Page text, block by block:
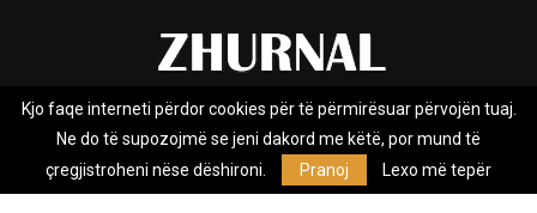
Rreth nesh Impresumi Marketing
Kontakt
Privacy Policy
Zhurnal.mk është Agjenci e Lajmeve e pavarur, e themeluar në vitin
Kjo faqe interneti përdor cookies për të përmirësuar përvojën tuaj.
Ne do të supozojmë se jeni dakord me këtë, por mund të
çregjistroheni nëse dëshironi.
Pranoj Lexo më tepër